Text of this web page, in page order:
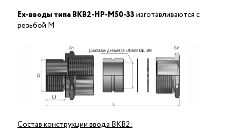
Ex-вводы типа ВКВ2-НР-М50-33изготавливаются с
резьбой M
Состав конструкции ввода ВКВ2: